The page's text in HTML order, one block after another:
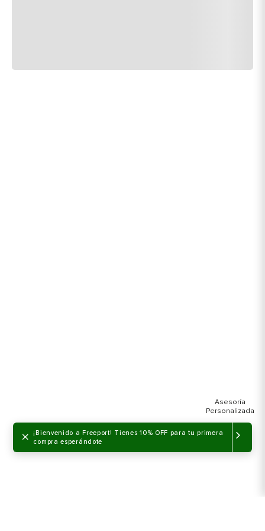
×
¡Bienvenido a Freeport! Tienes 10% OFF para tu primera
compra esperándote